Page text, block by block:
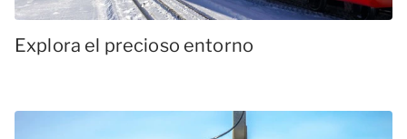
Explora el precioso entorno